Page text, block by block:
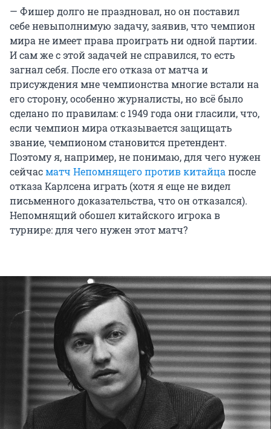
прогрессировал не год от года, а месяц от
месяца. Перед матчем за звание чемпиона
мира Фишер выставил множество условий, и
шахматная федерация удовлетворила все,
кроме одного (касалось сохранения
Фишера признали чемпионом, отказавшимся
защищать свой титул, и Анатолий Карпов
вернул шахматную корону в СССР. Результат
предсказуемо породил массу споров, но своей
дальнейшей карьерой советский гроссмейстер
доказал, что является лучшим игроком мира
того времени. С Бобби Фишером Карпов так и
не сыграл.
— Фишер долго не праздновал, но он поставил
себе невыполнимую задачу, заявив, что чемпион
мира не имеет права проиграть ни одной партии.
И сам же с этой задачей не справился, то есть
загнал себя. После его отказа от матча и
присуждения мне чемпионства многие встали на
его сторону, особенно журналисты, но всё было
сделано по правилам: с 1949 года они гласили, что,
если чемпион мира отказывается защищать
звание, чемпионом становится претендент.
Поэтому я, например, не понимаю, для чего нужен
сейчасматч Непомнящего против китайца после
отказа Карлсена играть (хотя я еще не видел
письменного доказательства, что он отказался).
Непомнящий обошел китайского игрока в
турнире: для чего нужен этот матч?